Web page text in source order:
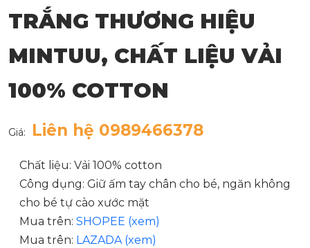
TRẮNG THƯƠNG HIỆU
MINTUU, CHẤT LIỆU VẢI
100% COTTON
Giá: Liên hệ 0989466378
Chất liệu: Vải 100% cotton
Công dụng: Giữ ấm tay chân cho bé, ngăn không
cho bé tự cào xước mặt
Mua trên: SHOPEE (xem)
Mua trên: LAZADA (xem)